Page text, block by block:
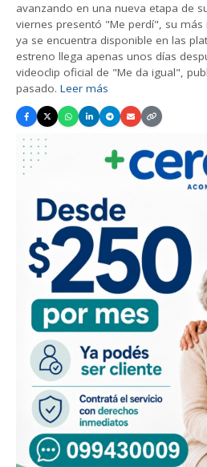
avanzando en una nueva etapa de
viernes presentó "Me perdí", su
ya se encuentra disponible en las
estreno llega apenas unos días
videoclip oficial de "Me da igual",
pasado. Leer más